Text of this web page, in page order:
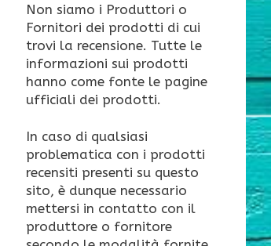
Non siamo i Produttori o
Fornitori dei prodotti di cui
trovi la recensione. Tutte le
informazioni sui prodotti
hanno come fonte le pagine
ufficiali dei prodotti.
In caso di qualsiasi
problematica con i prodotti
recensiti presenti su questo
sito, è dunque necessario
mettersi in contatto con il
produttore o fornitore